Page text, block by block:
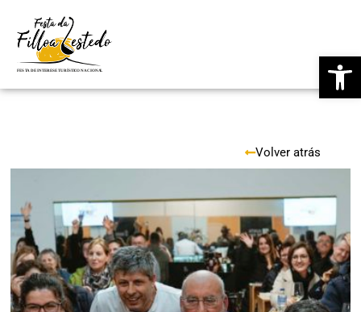
Saltar
ao
Volver atrás